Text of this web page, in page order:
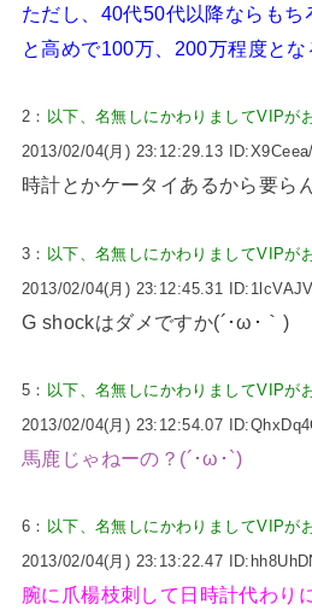
ただし、40代50代以降ならもち
と高めで100万、200万程度とな
2： 以下、名無しにかわりましてVIPが
2013/02/04(月) 23:12:29.13
時計とかケータイあるから要ら
3： 以下、名無しにかわりましてVIPが
2013/02/04(月) 23:12:45.31
G shockはダメですか(´･ω･｀)
5： 以下、名無しにかわりましてVIPが
2013/02/04(月) 23:12:54.07
馬鹿じゃねーの？(´･ω･`)
6： 以下、名無しにかわりましてVIPが
2013/02/04(月) 23:13:22.47
腕に爪楊枝刺して日時計代わり